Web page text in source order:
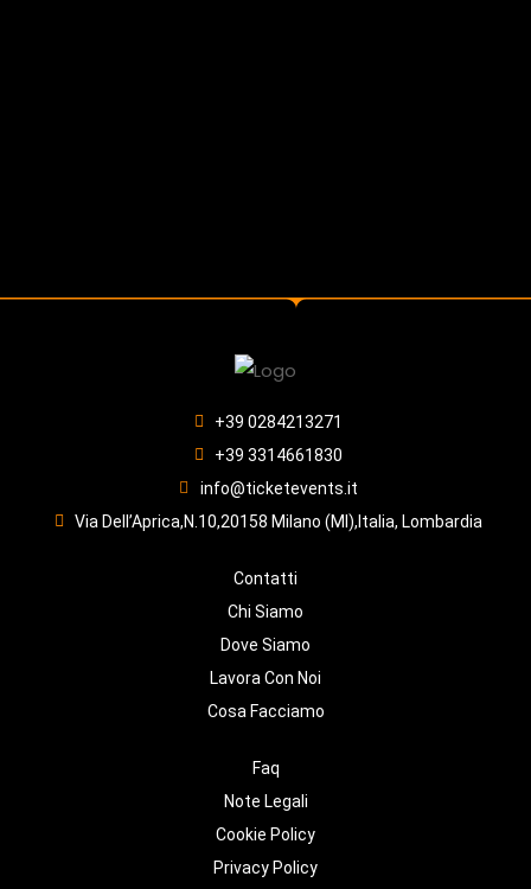
+39 0284213271
+39 3314661830
info@ticketevents.it
Via Dell’Aprica,N.10,20158 Milano (MI),Italia, Lombardia
Contatti
Chi Siamo
Dove Siamo
Lavora Con Noi
Cosa Facciamo
Faq
Note Legali
Cookie Policy
Privacy Policy